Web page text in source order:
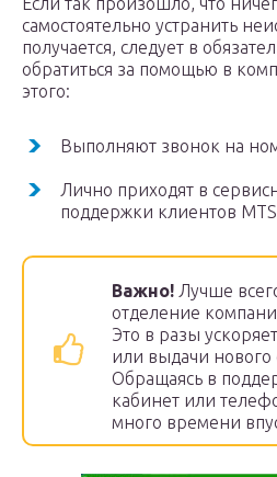
самостоятельно устранить
получается, следует в
обратиться за помощью в
этого:
Выполняют звонок на
Лично приходят в
поддержки клиентов
Важно! Лучше
отделение
Это в разы
или выдачи нового
Обращаясь в
кабинет или
много времени